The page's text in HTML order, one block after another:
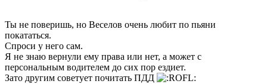
Ты не поверишь, но Веселов очень любит по пьяни
покататься.
Спроси у него сам.
Я не знаю вернули ему права или нет, а может с
персональным водителем до сих пор ездиет.
Зато другим советует почитать ПДД